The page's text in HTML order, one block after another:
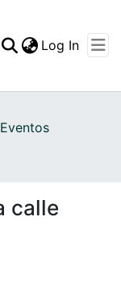
Log In
calle